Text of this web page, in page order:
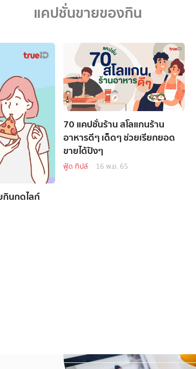
แคปชั่นขายของกิน
กินกดไลก์
70 แคปชั่นร้าน สโลแกนร้าน
อาหารดีๆ เด็ดๆ ช่วยเรียกยอด
ขายได้ปังๆ
ฟู้ด ทิปส์ 16 พ.ย. 65